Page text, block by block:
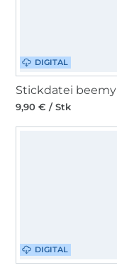
DIGITAL
9,90 € / Stk
DIGITAL